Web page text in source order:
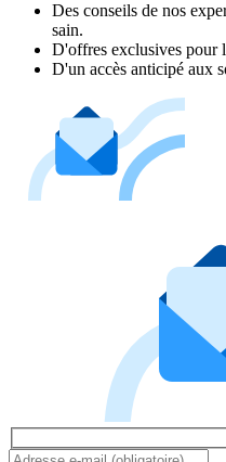
Des conseils de nos
sain.
D'offres exclusives pour
D'un accès anticipé aux